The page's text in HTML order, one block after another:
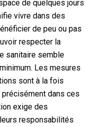
de quelques jours
vivre dans des
de peu ou pas
respecter la
sanitaire semble
Les mesures
sont à la fois
précisément dans ces
exige des
responsabilités